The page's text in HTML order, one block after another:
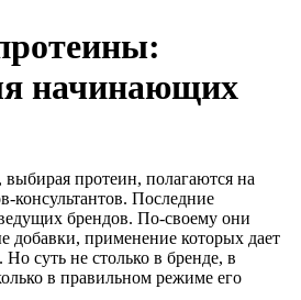
начинающих
протеин, полагаются на
консультантов. Последние
брендов. По-своему они
добавки, применение которых дает
суть не столько в бренде, в
в правильном режиме его